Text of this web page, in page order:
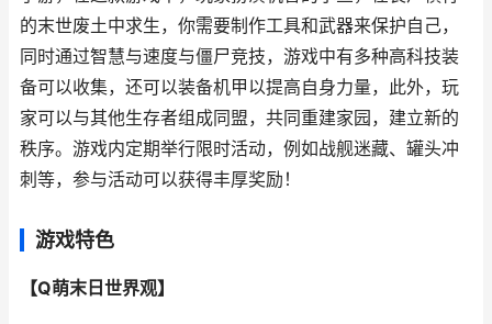
的末世废土中求生，你需要制作工具和武器来保护自己，
同时通过智慧与速度与僵尸竞技，游戏中有多种高科技装
备可以收集，还可以装备机甲以提高自身力量，此外，玩
家可以与其他生存者组成同盟，共同重建家园，建立新的
秩序。游戏内定期举行限时活动，例如战舰迷藏、罐头冲
刺等，参与活动可以获得丰厚奖励！
游戏特色
【Q萌末日世界观】